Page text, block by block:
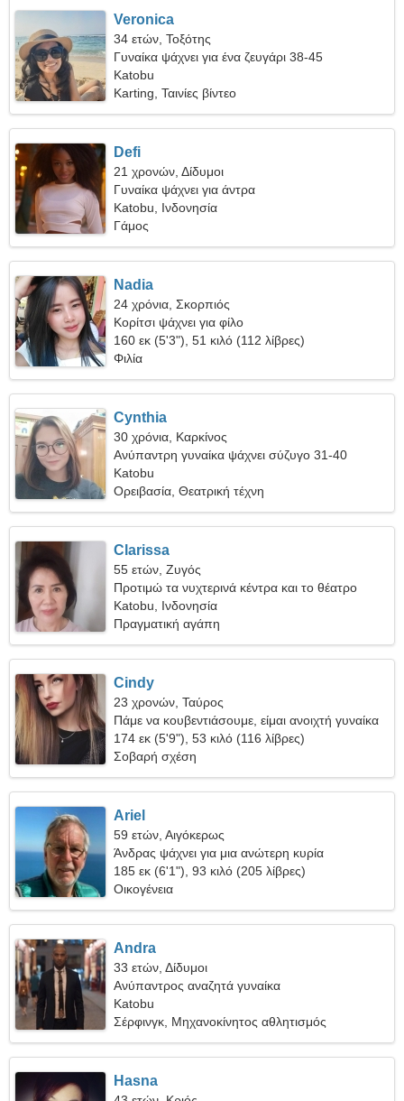
Veronica
34 ετών, Τοξότης
Γυναίκα ψάχνει για ένα ζευγάρι 38-45
Katobu
Karting, Ταινίες βίντεο
Defi
21 χρονών, Δίδυμοι
Γυναίκα ψάχνει για άντρα
Katobu, Ινδονησία
Γάμος
Nadia
24 χρόνια, Σκορπιός
Κορίτσι ψάχνει για φίλο
160 εκ (5'3"), 51 κιλό (112 λίβρες)
Φιλία
Cynthia
30 χρόνια, Καρκίνος
Ανύπαντρη γυναίκα ψάχνει σύζυγο 31-40
Katobu
Ορειβασία, Θεατρική τέχνη
Clarissa
55 ετών, Ζυγός
Προτιμώ τα νυχτερινά κέντρα και το θέατρο
Katobu, Ινδονησία
Πραγματική αγάπη
Cindy
23 χρονών, Ταύρος
Πάμε να κουβεντιάσουμε, είμαι ανοιχτή γυναίκα
174 εκ (5'9"), 53 κιλό (116 λίβρες)
Σοβαρή σχέση
Ariel
59 ετών, Αιγόκερως
Άνδρας ψάχνει για μια ανώτερη κυρία
185 εκ (6'1"), 93 κιλό (205 λίβρες)
Οικογένεια
Andra
33 ετών, Δίδυμοι
Ανύπαντρος αναζητά γυναίκα
Katobu
Σέρφινγκ, Μηχανοκίνητος αθλητισμός
Hasna